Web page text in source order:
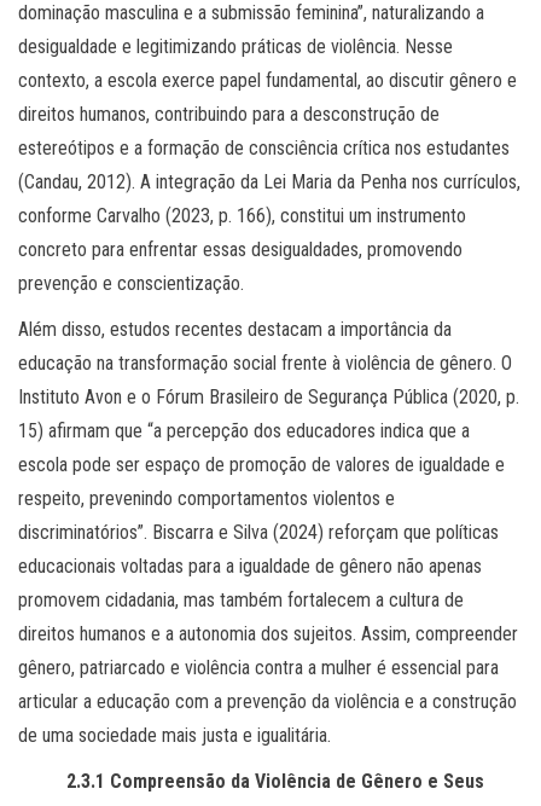
dominação masculina e a submissão feminina”, naturalizando a
desigualdade e legitimizando práticas de violência. Nesse
contexto, a escola exerce papel fundamental, ao discutir gênero e
direitos humanos, contribuindo para a desconstrução de
estereótipos e a formação de consciência crítica nos estudantes
(Candau, 2012). A integração da Lei Maria da Penha nos currículos,
conforme Carvalho (2023, p. 166), constitui um instrumento
concreto para enfrentar essas desigualdades, promovendo
prevenção e conscientização.
Além disso, estudos recentes destacam a importância da
educação na transformação social frente à violência de gênero. O
Instituto Avon e o Fórum Brasileiro de Segurança Pública (2020, p.
15) afirmam que “a percepção dos educadores indica que a
escola pode ser espaço de promoção de valores de igualdade e
respeito, prevenindo comportamentos violentos e
discriminatórios”. Biscarra e Silva (2024) reforçam que políticas
educacionais voltadas para a igualdade de gênero não apenas
promovem cidadania, mas também fortalecem a cultura de
direitos humanos e a autonomia dos sujeitos. Assim, compreender
gênero, patriarcado e violência contra a mulher é essencial para
articular a educação com a prevenção da violência e a construção
de uma sociedade mais justa e igualitária.
2.3.1 Compreensão da Violência de Gênero e Seus